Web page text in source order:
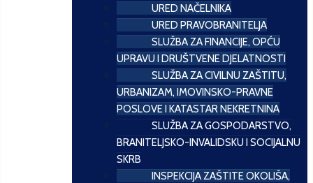
URED NAČELNIKA
URED PRAVOBRANITELJA
SLUŽBA ZA FINANCIJE, OPĆU
UPRAVU I DRUŠTVENE DJELATNOSTI
SLUŽBA ZA CIVILNU ZAŠTITU,
URBANIZAM, IMOVINSKO-PRAVNE
POSLOVE I KATASTAR NEKRETNINA
SLUŽBA ZA GOSPODARSTVO,
BRANITELJSKO-INVALIDSKU I SOCIJALNU
SKRB
INSPEKCIJA ZAŠTITE OKOLIŠA,